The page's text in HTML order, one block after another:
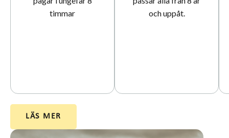
timmar
och uppåt.
LÄS MER